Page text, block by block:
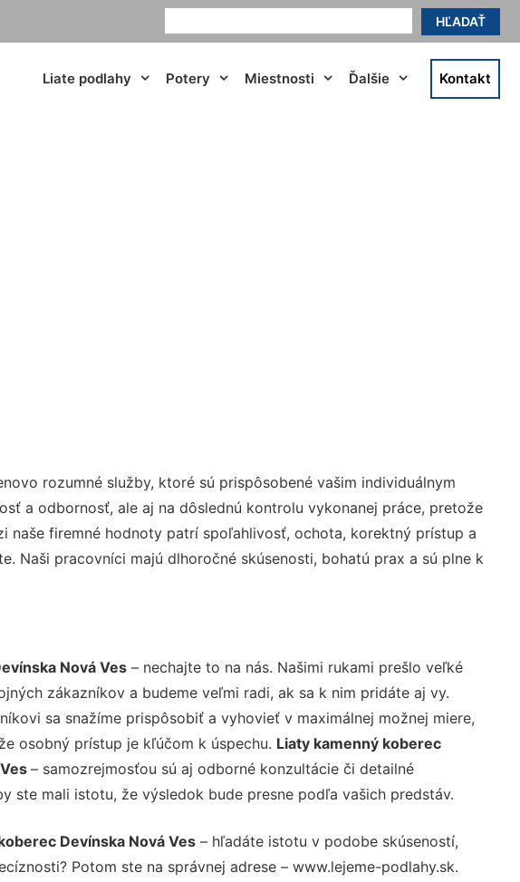
HĽADAŤ
Liate podlahy Potery Miestnosti Ďalšie Kontakt
rozumné služby, ktoré sú prispôsobené vašim individuálnym
a odbornosť, ale aj na dôslednú kontrolu vykonanej práce, pretože
naše firemné hodnoty patrí spoľahlivosť, ochota, korektný prístup a
Naši pracovníci majú dlhoročné skúsenosti, bohatú prax a sú plne k
Nová Ves– nechajte to na nás. Našimi rukami prešlo veľké
zákazníkov a budeme veľmi radi, ak sa k nim pridáte aj vy.
sa snažíme prispôsobiť a vyhovieť v maximálnej možnej miere,
osobný prístup je kľúčom k úspechu. Liaty kamenný koberec
– samozrejmosťou sú aj odborné konzultácie či detailné
ste mali istotu, že výsledok bude presne podľa vašich predstáv.
Devínska Nová Ves– hľadáte istotu v podobe skúseností,
Potom ste na správnej adrese – www.lejeme-podlahy.sk.